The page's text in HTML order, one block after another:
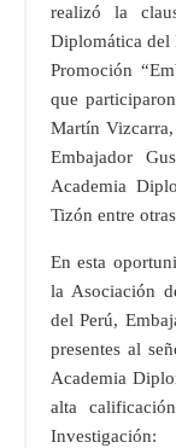
realizó la
Diplomática del
Promoción
que
Martín
Embajador
Academia
Tizón entre
En esta
la Asociación
del Perú,
presentes al
Academia
alta